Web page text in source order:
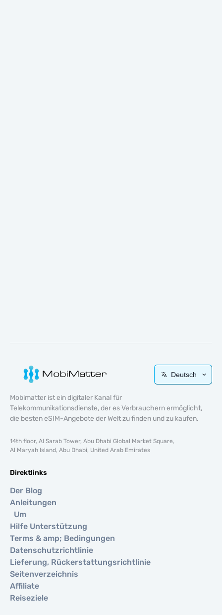
Deutsch
Mobimatter ist ein digitaler Kanal für
Telekommunikationsdienste, der es Verbrauchern ermöglicht,
die besten eSIM-Angebote der Welt zu finden und zu kaufen.
14th floor, Al Sarab Tower, Abu Dhabi Global Market Square,
Al Maryah Island, Abu Dhabi, United Arab Emirates
Direktlinks
Der Blog
Anleitungen
Um
Hilfe Unterstützung
Terms & amp; Bedingungen
Datenschutzrichtlinie
Lieferung, Rückerstattungsrichtlinie
Seitenverzeichnis
Affiliate
Reiseziele